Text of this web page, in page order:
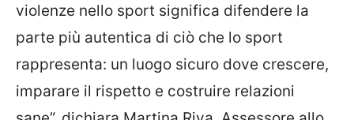
violenze nello sport significa difendere la
parte più autentica di ciò che lo sport
rappresenta: un luogo sicuro dove crescere,
imparare il rispetto e costruire relazioni